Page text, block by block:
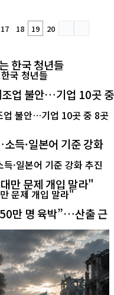
17 18 19 20
한국 청년들
조업 불안…기업 10곳 중
득·일본어 기준 강화
만 문제 개입 말라"
만 명 육박”…산출 근